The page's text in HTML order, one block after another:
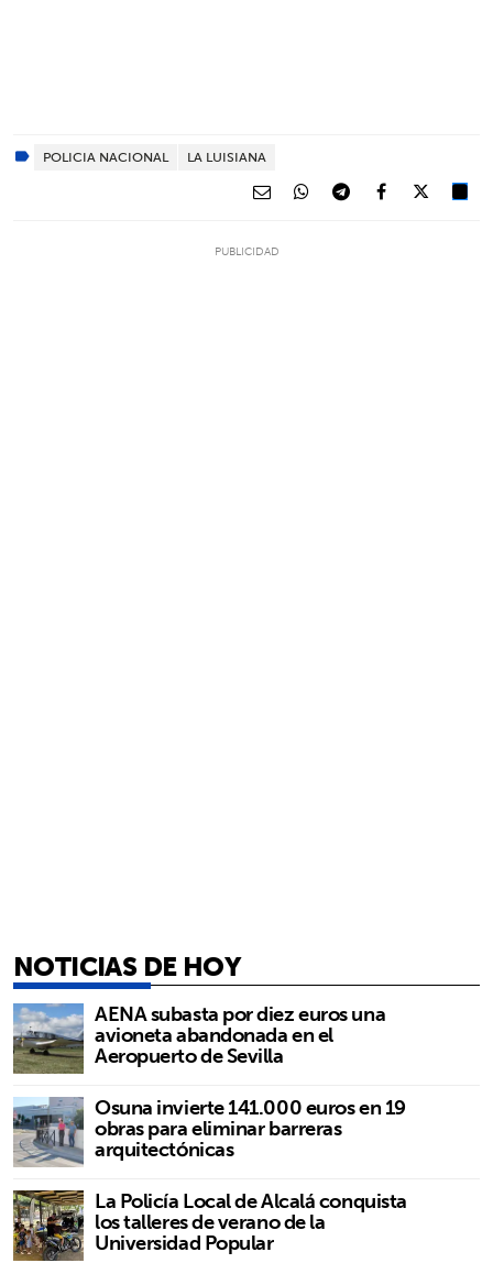
POLICIA NACIONAL LA LUISIANA
NOTICIAS DE HOY
AENA subasta por diez euros una
avioneta abandonada en el
Aeropuerto de Sevilla
Osuna invierte 141.000 euros en 19
obras para eliminar barreras
arquitectónicas
La Policía Local de Alcalá conquista
los talleres de verano de la
Universidad Popular